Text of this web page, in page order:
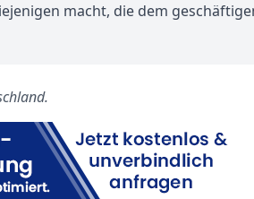
macht, die dem